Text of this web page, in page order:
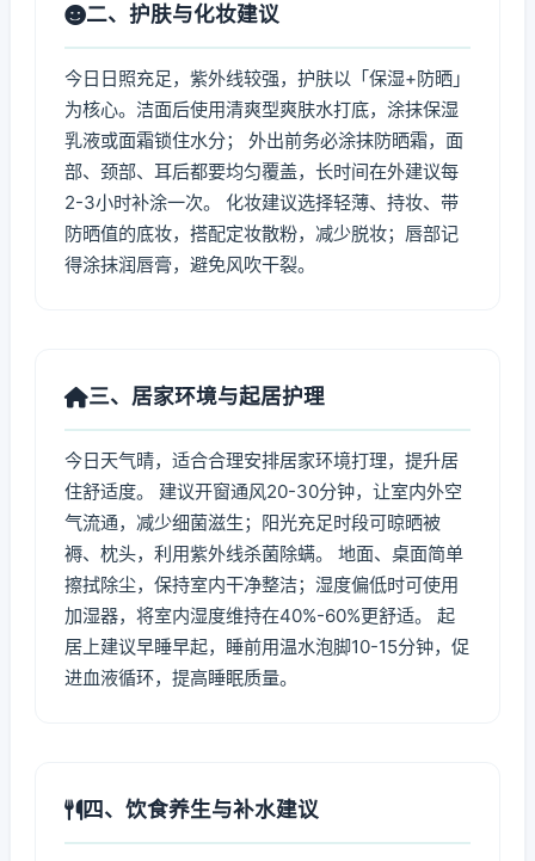
二、护肤与化妆建议
今日日照充足，紫外线较强，护肤以「保湿+防晒」
为核心。洁面后使用清爽型爽肤水打底，涂抹保湿
乳液或面霜锁住水分； 外出前务必涂抹防晒霜，面
部、颈部、耳后都要均匀覆盖，长时间在外建议每
2-3小时补涂一次。 化妆建议选择轻薄、持妆、带
防晒值的底妆，搭配定妆散粉，减少脱妆；唇部记
得涂抹润唇膏，避免风吹干裂。
三、居家环境与起居护理
今日天气晴，适合合理安排居家环境打理，提升居
住舒适度。 建议开窗通风20-30分钟，让室内外空
气流通，减少细菌滋生；阳光充足时段可晾晒被
褥、枕头，利用紫外线杀菌除螨。 地面、桌面简单
擦拭除尘，保持室内干净整洁；湿度偏低时可使用
加湿器，将室内湿度维持在40%-60%更舒适。 起
居上建议早睡早起，睡前用温水泡脚10-15分钟，促
进血液循环，提高睡眠质量。
四、饮食养生与补水建议